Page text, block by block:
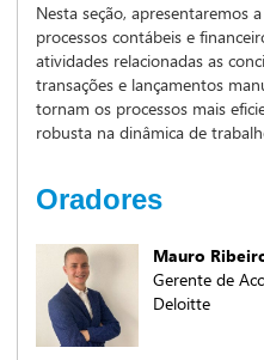
Nesta seção, apresentaremos
processos contábeis e
atividades relacionadas as
transações e lançamentos
tornam os processos mais
robusta na dinâmica de
Oradores
Mauro
Gerente de
Deloitte